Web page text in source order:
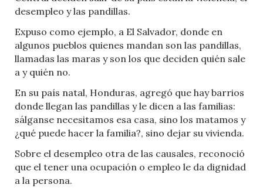
desempleo y las pandillas.
Expuso como ejemplo, a El Salvador, donde en
algunos pueblos quienes mandan son las pandillas,
llamadas las maras y son los que deciden quién sale
a y quién no.
En su país natal, Honduras, agregó que hay barrios
donde llegan las pandillas y le dicen a las familias:
sálganse necesitamos esa casa, sino los matamos y
¿qué puede hacer la familia?, sino dejar su vivienda.
Sobre el desempleo otra de las causales, reconoció
que el tener una ocupación o empleo le da dignidad
a la persona.